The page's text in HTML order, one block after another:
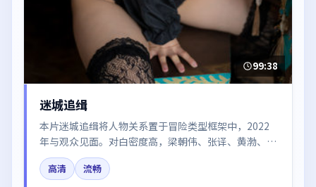
99:38
迷城追缉
本片迷城追缉将人物关系置于冒险类型框架中，2022
年与观众见面。对白密度高，梁朝伟、张译、黄渤、木
村拓哉的台词节奏值得关注；整体气质偏韩国都市与冷
色调摄影。
高清
流畅